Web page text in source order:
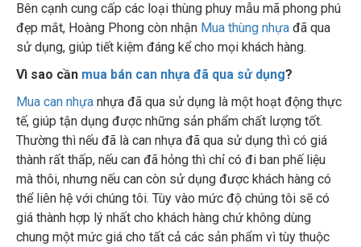
Bên cạnh cung cấp các loại thùng phuy mẫu mã phong phú
đẹp mắt, Hoàng Phong còn nhận Mua thùng nhựa đã qua
sử dụng, giúp tiết kiệm đáng kể cho mọi khách hàng.
Vì sao cần mua bán can nhựa đã qua sử dụng?
Mua can nhựa nhựa đã qua sử dụng là một hoạt động thực
tế, giúp tận dụng được những sản phẩm chất lượng tốt.
Thường thì nếu đã là can nhựa đã qua sử dụng thì có giá
thành rất thấp, nếu can đã hỏng thì chỉ có đi ban phế liệu
mà thôi, nhưng nếu can còn sử dụng được khách hàng có
thể liên hệ với chúng tôi. Tùy vào mức độ chúng tôi sẽ có
giá thành hợp lý nhất cho khách hàng chứ không dùng
chung một mức giá cho tất cả các sản phẩm vì tùy thuộc